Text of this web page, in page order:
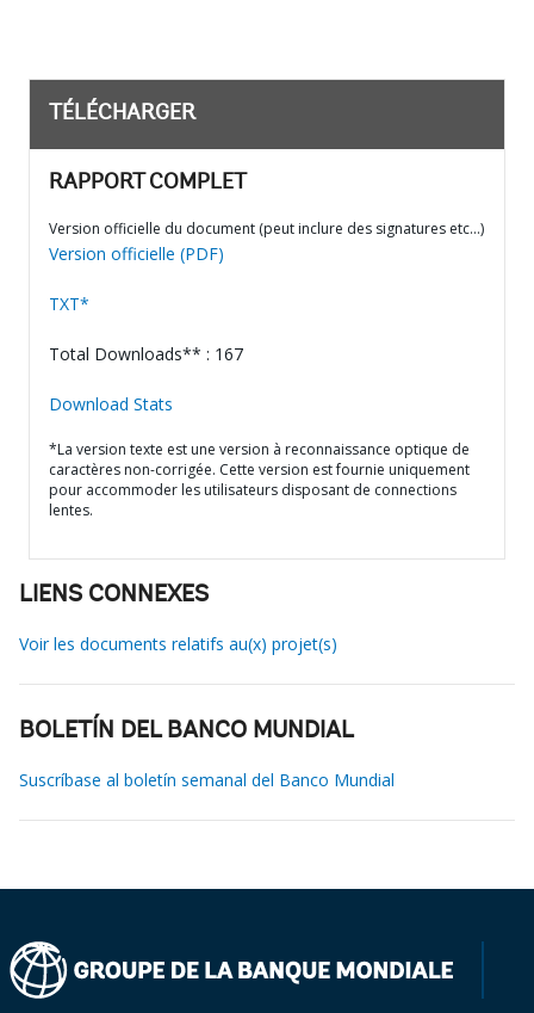
TÉLÉCHARGER
RAPPORT COMPLET
Version officielle du document (peut inclure des signatures etc…)
Version officielle (PDF)
TXT*
Total Downloads** : 167
Download Stats
*La version texte est une version à reconnaissance optique de
caractères non-corrigée. Cette version est fournie uniquement
pour accommoder les utilisateurs disposant de connections
lentes.
LIENS CONNEXES
Voir les documents relatifs au(x) projet(s)
BOLETÍN DEL BANCO MUNDIAL
Suscríbase al boletín semanal del Banco Mundial